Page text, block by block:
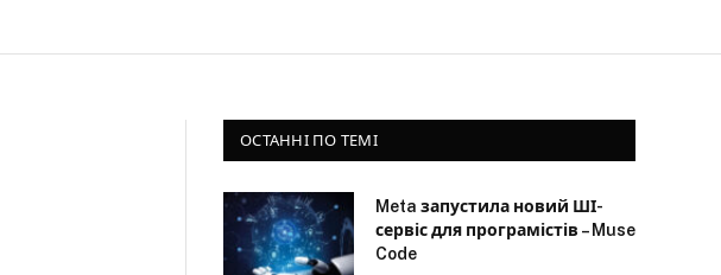
ОСТАННІ ПО ТЕМІ
Meta запустила новий ШІ-
сервіс для програмістів – Muse
Code